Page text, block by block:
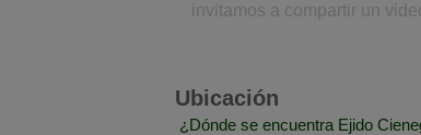
invitamos a compartir un
Ubicación
¿Dónde se encuentra Ejido